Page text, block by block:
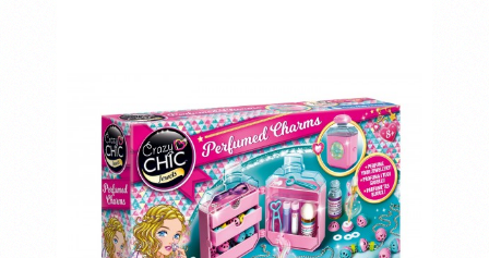
Додај во желби
Додај за споредба